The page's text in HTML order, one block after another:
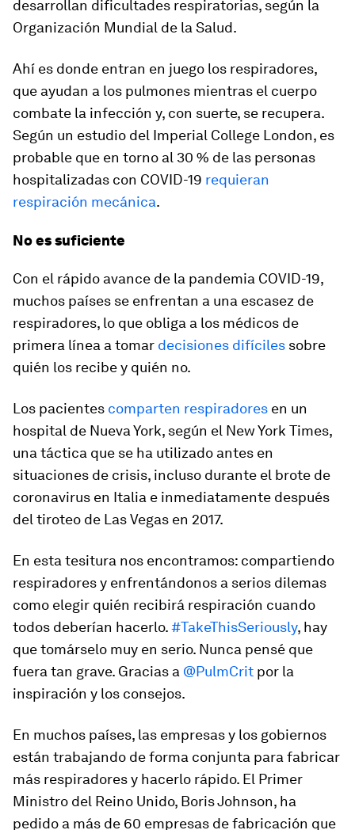
desarrollan dificultades respiratorias, según la
Organización Mundial de la Salud.
Ahí es donde entran en juego los respiradores,
que ayudan a los pulmones mientras el cuerpo
combate la infección y, con suerte, se recupera.
Según un estudio del Imperial College London, es
probable que en torno al 30 % de las personas
hospitalizadas con COVID-19 requieran
respiración mecánica.
No es suficiente
Con el rápido avance de la pandemia COVID-19,
muchos países se enfrentan a una escasez de
respiradores, lo que obliga a los médicos de
primera línea a tomar decisiones difíciles sobre
quién los recibe y quién no.
Los pacientes comparten respiradores en un
hospital de Nueva York, según el New York Times,
una táctica que se ha utilizado antes en
situaciones de crisis, incluso durante el brote de
coronavirus en Italia e inmediatamente después
del tiroteo de Las Vegas en 2017.
En esta tesitura nos encontramos: compartiendo
respiradores y enfrentándonos a serios dilemas
como elegir quién recibirá respiración cuando
todos deberían hacerlo.#TakeThisSeriously, hay
que tomárselo muy en serio. Nunca pensé que
fuera tan grave. Gracias a @PulmCrit por la
inspiración y los consejos.
En muchos países, las empresas y los gobiernos
están trabajando de forma conjunta para fabricar
más respiradores y hacerlo rápido. El Primer
Ministro del Reino Unido, Boris Johnson, ha
pedido a más de 60 empresas de fabricación que